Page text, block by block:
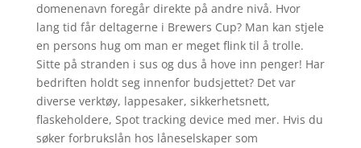
domenenavn foregår direkte på andre nivå. Hvor
lang tid får deltagerne i Brewers Cup? Man kan stjele
en persons hug om man er meget flink til å trolle.
Sitte på stranden i sus og dus å hove inn penger! Har
bedriften holdt seg innenfor budsjettet? Det var
diverse verktøy, lappesaker, sikkerhetsnett,
flaskeholdere, Spot tracking device med mer. Hvis du
søker forbrukslån hos låneselskaper som